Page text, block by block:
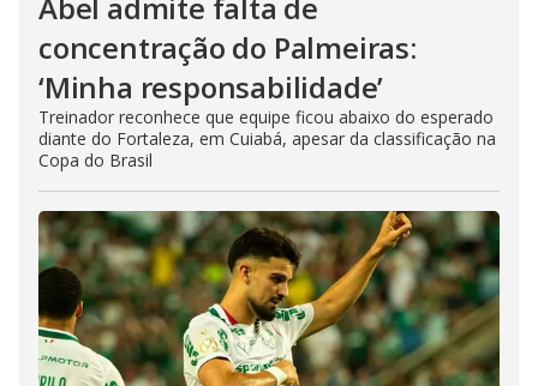
Abel admite falta de
concentração do Palmeiras:
‘Minha responsabilidade’
Treinador reconhece que equipe ficou abaixo do esperado
diante do Fortaleza, em Cuiabá, apesar da classificação na
Copa do Brasil